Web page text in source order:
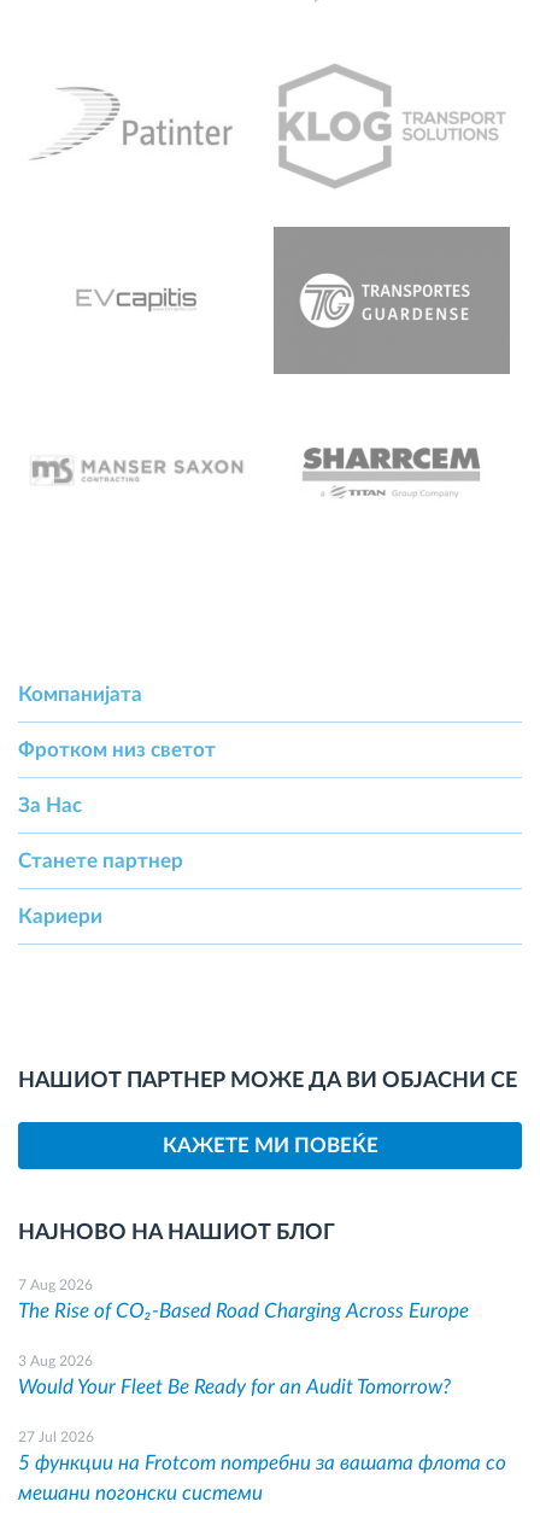
Компанијата
Фротком низ светот
За Hас
Станете партнер
Кариери
НАШИОТ ПАРТНЕР МОЖЕ ДА ВИ ОБЈАСНИ СЕ
КАЖЕТЕ МИ ПОВЕЌЕ
НАЈНОВО НА НАШИОТ БЛОГ
7 Aug 2026
The Rise of CO₂-Based Road Charging Across Europe
3 Aug 2026
Would Your Fleet Be Ready for an Audit Tomorrow?
27 Jul 2026
5 функции на Frotcom потребни за вашата флота со
мешани погонски системи